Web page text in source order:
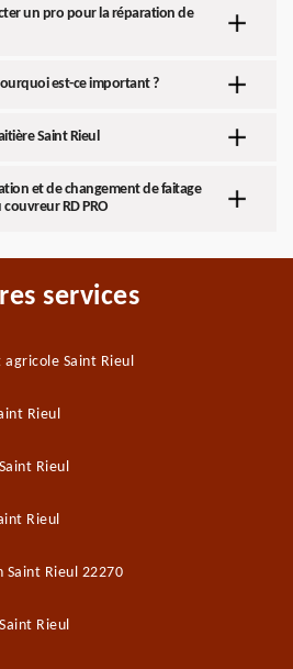
un pro pour la réparation de
est-ce important ?
Saint Rieul
et de changement de faitage
RD PRO
services
Saint Rieul
Rieul
Rieul
Rieul
Saint Rieul 22270
Rieul